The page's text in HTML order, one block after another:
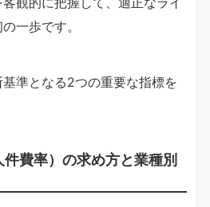
一歩です。
準となる2つの重要な指標を
費率）の求め方と業種別